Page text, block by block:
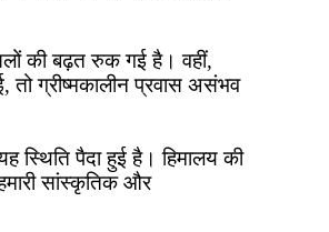
की बढ़त रुक गई है। वहीं,
तो ग्रीष्मकालीन प्रवास असंभव
स्थिति पैदा हुई है। हिमालय की
सांस्कृतिक और